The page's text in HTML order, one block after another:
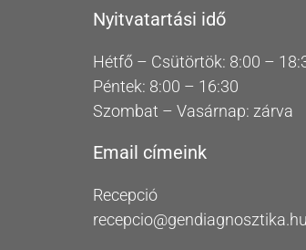
Nyitvatartási idő
Hétfő – Csütörtök: 8:00 –
Péntek: 8:00 – 16:30
Szombat – Vasárnap: zárva
Email címeink
Recepció
recepcio@gendiagnosztika.hu